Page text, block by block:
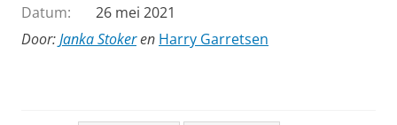
Datum:
26 mei 2021
Door:Janka Stokeren Harry Garretsen